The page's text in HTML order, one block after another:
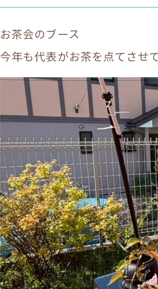
お茶会のブース
今年も代表がお茶を点てさせ